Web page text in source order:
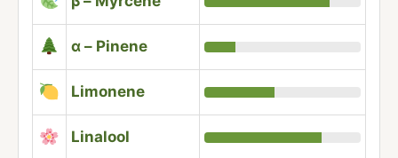
α – Pinene
Limonene
Linalool